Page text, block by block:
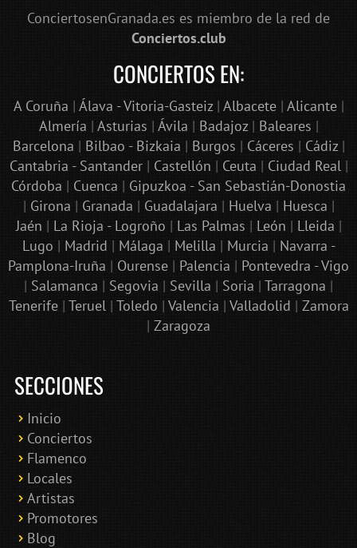
ConciertosenGranada.es es miembro de la red de
Conciertos.club
CONCIERTOS EN:
A Coruña | Álava - Vitoria-Gasteiz| Albacete| Alicante|
Almería | Asturias | Ávila | Badajoz| Baleares |
Barcelona | Bilbao - Bizkaia | Burgos | Cáceres | Cádiz|
Cantabria - Santander| Castellón | Ceuta | Ciudad Real|
Córdoba | Cuenca | Gipuzkoa - San Sebastián-Donostia
| Girona | Granada | Guadalajara | Huelva | Huesca |
Jaén | La Rioja - Logroño | Las Palmas | León | Lleida |
Lugo | Madrid | Málaga | Melilla | Murcia | Navarra -
Pamplona-Iruña | Ourense | Palencia | Pontevedra - Vigo
| Salamanca | Segovia | Sevilla | Soria | Tarragona |
Tenerife| Teruel| Toledo | Valencia | Valladolid | Zamora
| Zaragoza
SECCIONES
Inicio
Conciertos
Flamenco
Locales
Artistas
Promotores
Blog